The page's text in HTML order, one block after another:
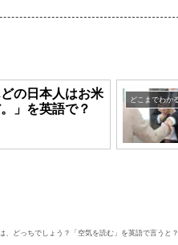
どの日本人はお米
」を英語で？
、どっちでしょう？「空気を読む」を英語で言うと？